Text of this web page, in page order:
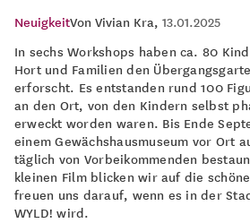
NeuigkeitVon Vivian Kra, 13.01.2025
In sechs Workshops haben ca. 80
Hort und Familien den
erforscht. Es entstanden rund 100
an den Ort, von den Kindern selbst
erweckt worden waren. Bis Ende
einem Gewächshausmuseum vor Ort
täglich von Vorbeikommenden
kleinen Film blicken wir auf die
freuen uns darauf, wenn es in der
WYLD! wird.